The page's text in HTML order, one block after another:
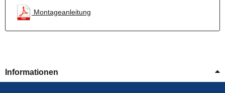
Montageanleitung
Informationen